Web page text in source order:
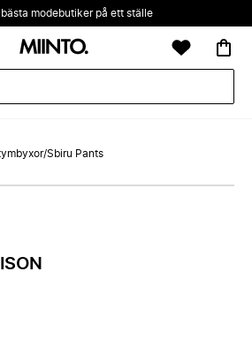
modebutiker på ett ställe
/Sbiru Pants